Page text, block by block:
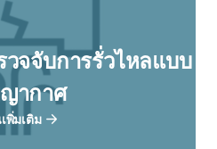
จจับการรั่วไหลแบบ
ากาศ
พิ่มเติม